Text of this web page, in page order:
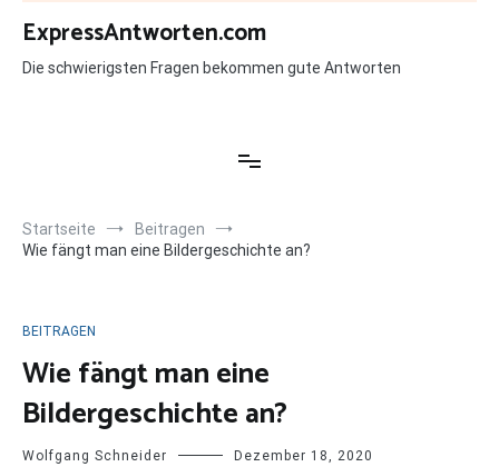
Zum
Inhalt
springen
ExpressAntworten.com
Die schwierigsten Fragen bekommen gute Antworten
Startseite
Beitragen
Wie fängt man eine Bildergeschichte an?
BEITRAGEN
Wie fängt man eine
Bildergeschichte an?
Wolfgang Schneider Dezember 18, 2020